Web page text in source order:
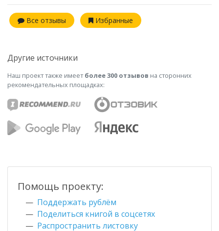
Все отзывы Избранные
Другие источники
Наш проект также имеетболее 300 отзывов на сторонних
рекомендательных площадках:
Помощь проекту:
Поддержать рублём
Поделиться книгой в соцсетях
Распространить листовку